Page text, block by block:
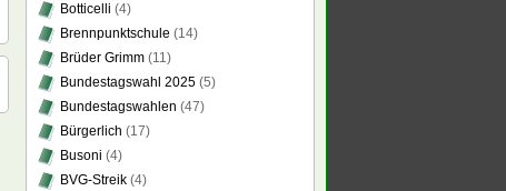
Botticelli (4)
Brennpunktschule (14)
Brüder Grimm (11)
Bundestagswahl 2025 (5)
Bundestagswahlen (47)
Bürgerlich (17)
Busoni (4)
BVG-Streik (4)